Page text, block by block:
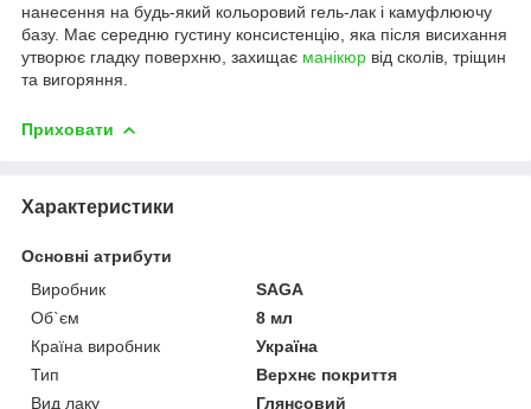
нанесення на будь-який кольоровий гель-лак і камуфлюючу
базу. Має середню густину консистенцію, яка після висихання
утворює гладку поверхню, захищає манікюр від сколів, тріщин
та вигоряння.
Приховати
Характеристики
Основні атрибути
Виробник
SAGA
Об`єм
8 мл
Країна виробник
Україна
Тип
Верхнє покриття
Вид лаку
Глянсовий